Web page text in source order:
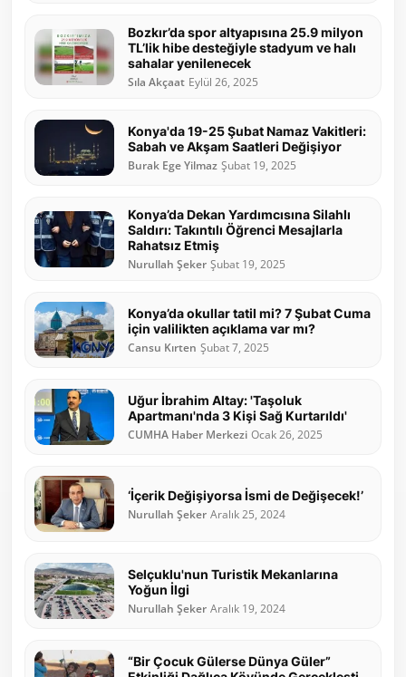
Bozkır’da spor altyapısına 25.9 milyon
TL’lik hibe desteğiyle stadyum ve halı
sahalar yenilenecek
Sıla Akçaat Eylül 26, 2025
Konya'da 19-25 Şubat Namaz Vakitleri:
Sabah ve Akşam Saatleri Değişiyor
Burak Ege Yilmaz Şubat 19, 2025
Konya’da Dekan Yardımcısına Silahlı
Saldırı: Takıntılı Öğrenci Mesajlarla
Rahatsız Etmiş
Nurullah Şeker Şubat 19, 2025
Konya’da okullar tatil mi? 7 Şubat Cuma
için valilikten açıklama var mı?
Cansu Kırten Şubat 7, 2025
Uğur İbrahim Altay: 'Taşoluk
Apartmanı'nda 3 Kişi Sağ Kurtarıldı'
CUMHA Haber Merkezi Ocak 26, 2025
‘İçerik Değişiyorsa İsmi de Değişecek!’
Nurullah Şeker Aralık 25, 2024
Selçuklu'nun Turistik Mekanlarına
Yoğun İlgi
Nurullah Şeker Aralık 19, 2024
“Bir Çocuk Gülerse Dünya Güler”